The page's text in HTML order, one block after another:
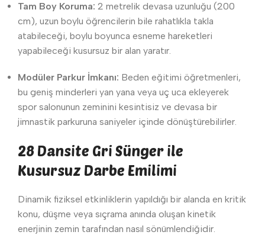
Tam Boy Koruma: 2 metrelik devasa uzunluğu (200
cm), uzun boylu öğrencilerin bile rahatlıkla takla
atabileceği, boylu boyunca esneme hareketleri
yapabileceği kusursuz bir alan yaratır.
Modüler Parkur İmkanı: Beden eğitimi öğretmenleri,
bu geniş minderleri yan yana veya uç uca ekleyerek
spor salonunun zeminini kesintisiz ve devasa bir
jimnastik parkuruna saniyeler içinde dönüştürebilirler.
28 Dansite Gri Sünger ile
Kusursuz Darbe Emilimi
Dinamik fiziksel etkinliklerin yapıldığı bir alanda en kritik
konu, düşme veya sıçrama anında oluşan kinetik
enerjinin zemin tarafından nasıl sönümlendiğidir.